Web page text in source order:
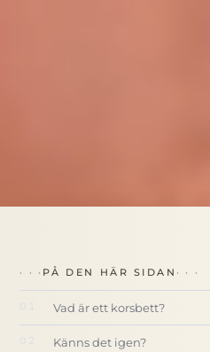
PÅ DEN HÄR SIDAN
Vad är ett korsbett?
Känns det igen?